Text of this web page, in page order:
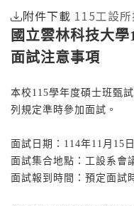
附件下載 115工設
國立雲林科技大
面試注意事項
本校115學年度碩士班甄
列規定準時參加面試。
面試日期：114年11月15
面試集合地點：工設系會
面試報到時間：預定面試